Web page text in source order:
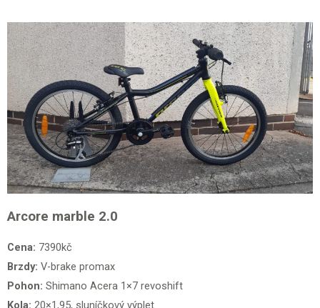
Arcore marble 2.0
Cena: 7390kč
Brzdy: V-brake promax
Pohon: Shimano Acera 1×7 revoshift
Kola: 20×1,95, sluníčkový výplet